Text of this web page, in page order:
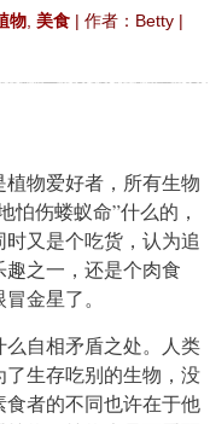
物 美食 | 作者：Betty |
物爱好者，所有生物
怕伤蝼蚁命”什么的，
又是个吃货，认为追
之一，还是个肉食
金星了。
自相矛盾之处。人类
生存吃别的生物，没
者的不同也许在于他